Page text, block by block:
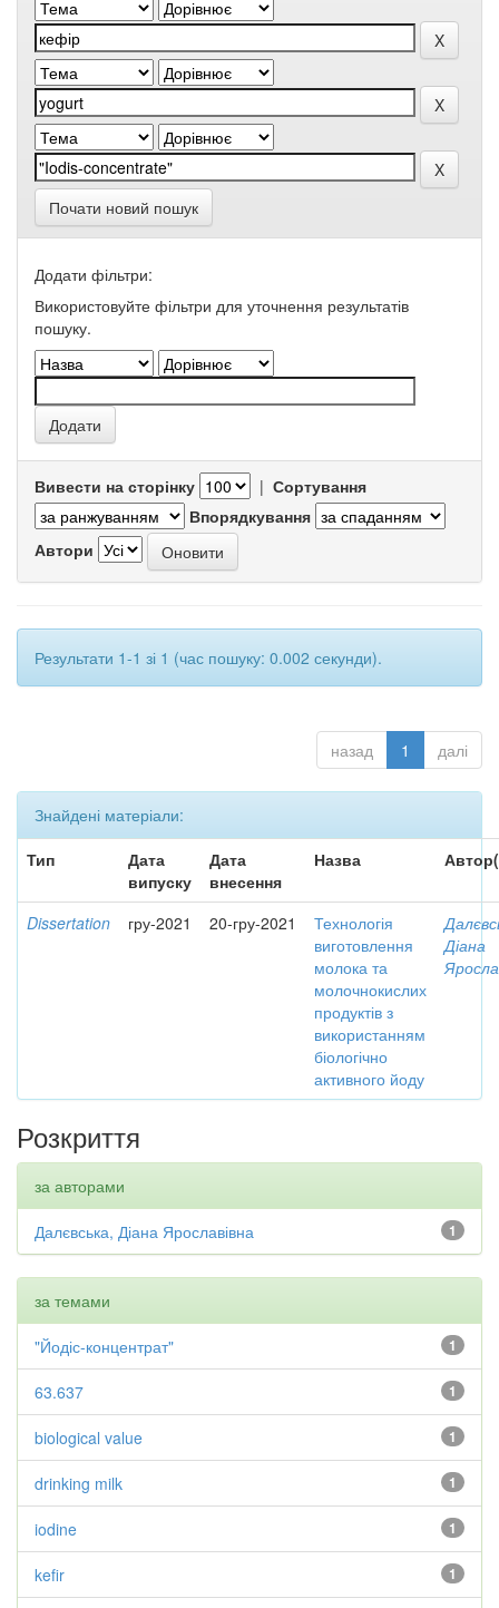
Почати новий пошук
Додати фільтри:
Використовуйте фільтри для уточнення результатів
пошуку.
Вивести на сторінку | Сортування
Впорядкування
Автори
Результати 1-1 зі 1 (час пошуку: 0.002 секунди).
назад 1 далі
Знайдені матеріали:
Тип
Дата
випуску
Дата
внесення
Назва
Dissertation гру-2021 20-гру-2021
Технологія
виготовлення
молока та
молочнокислих
продуктів з
використанням
біологічно
активного йоду
Діана
Розкриття
за авторами
1
Далєвська, Діана Ярославівна
за темами
1
"Йодіс-концентрат"
1
63.637
1
biological value
1
drinking milk
1
iodine
1
kefir